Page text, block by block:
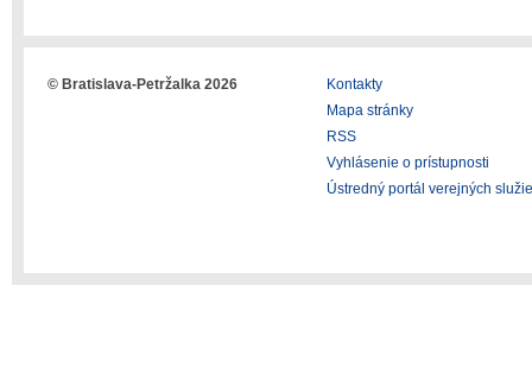
© Bratislava-Petržalka 2026
Kontakty
Mapa stránky
RSS
Vyhlásenie o prístupnosti
Ústredný portál verejných